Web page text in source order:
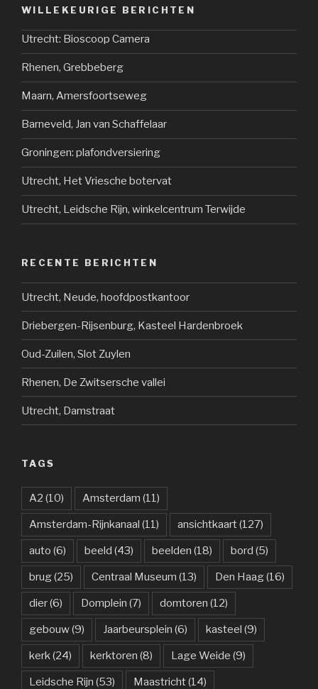
WILLEKEURIGE BERICHTEN
Utrecht: Bioscoop Camera
Rhenen, Grebbeberg
Maarn, Amersfoortseweg
Barneveld, Jan van Schaffelaar
Groningen: plafondversiering
Utrecht, Het Vriesche botervat
Utrecht, Leidsche Rijn, winkelcentrum Terwijde
RECENTE BERICHTEN
Utrecht, Neude, hoofdpostkantoor
Driebergen-Rijsenburg, Kasteel Hardenbroek
Oud-Zuilen, Slot Zuylen
Rhenen, De Zwitsersche vallei
Utrecht, Damstraat
TAGS
A2 (10) Amsterdam (11)
Amsterdam-Rijnkanaal (11) ansichtkaart(127)
auto (6) beeld (43) beelden (18) bord (5)
brug(25) Centraal Museum (13) Den Haag(16)
dier(6) Domplein (7) domtoren (12)
gebouw(9) Jaarbeursplein (6) kasteel (9)
kerk(24) kerktoren (8) Lage Weide (9)
Leidsche Rijn (53) Maastricht(14)